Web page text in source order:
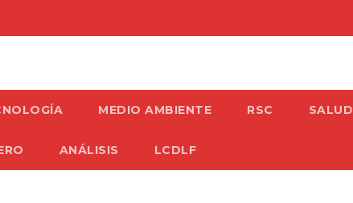
MEDIO AMBIENTE RSC SALUD
ANÁLISIS LCDLF